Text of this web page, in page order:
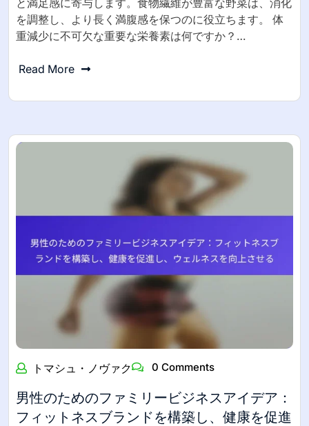
と満足感に寄与します。食物繊維が豊富な野菜は、消化
を調整し、より長く満腹感を保つのに役立ちます。 体
重減少に不可欠な重要な栄養素は何ですか？…
Read More
トマシュ・ノヴァク 0 Comments
男性のためのファミリービジネスアイデア：
フィットネスブランドを構築し、健康を促進